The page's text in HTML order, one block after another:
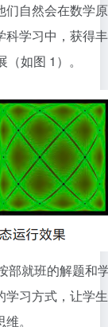
们自然会在数学原
科学习中，获得丰
如图 1）。
部就班的解题和
学习方式，让学生
。